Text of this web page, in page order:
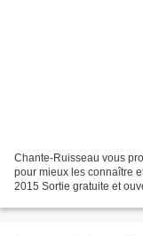
Chante-Ruisseau vous
pour mieux les connaître
2015 Sortie gratuite et